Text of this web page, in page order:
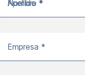
Nombre *
Apellido *
Empresa *